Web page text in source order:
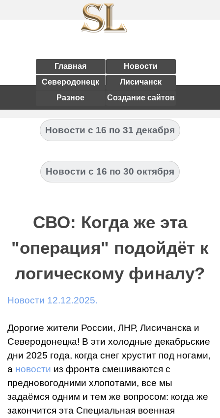
Главная
Новости
Северодонецк
Лисичанск
Разное
Создание сайтов
Новости с 16 по 31 декабря
Новости с 16 по 30 октября
СВО: Когда же эта
"операция" подойдёт к
логическому финалу?
Новости 12.12.2025.
Дорогие жители России, ЛНР, Лисичанска и
Северодонецка! В эти холодные декабрьские
дни 2025 года, когда снег хрустит под ногами,
а новости из фронта смешиваются с
предновогодними хлопотами, все мы
задаёмся одним и тем же вопросом: когда же
закончится эта Специальная военная